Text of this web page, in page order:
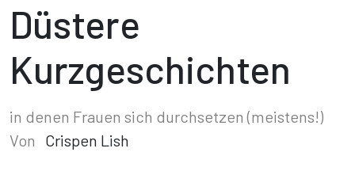
Düstere
Kurzgeschichten
in denen Frauen sich durchsetzen (meistens!)
Von
Crispen Lish